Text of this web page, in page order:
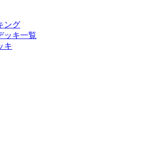
ング
ッキ一覧
キ